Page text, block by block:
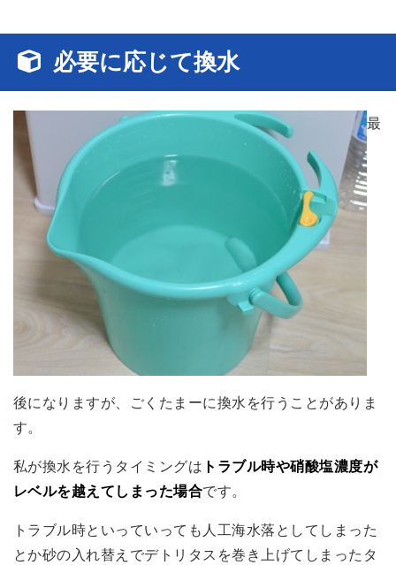
必要に応じて換水
最
後になりますが、ごくたまーに換水を行うことがありま
す。
私が換水を行うタイミングは トラブル時や硝酸塩濃度が
レベルを越えてしまった場合です。
トラブル時といっていっても人工海水落としてしまった
とか砂の入れ替えでデトリタスを巻き上げてしまったタ